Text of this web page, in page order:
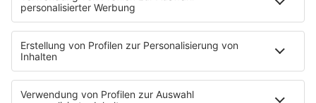
AKTIONEN
Backstagebereich
King of BOB
Beichtstuhl
Neuerscheinung
Newcomer